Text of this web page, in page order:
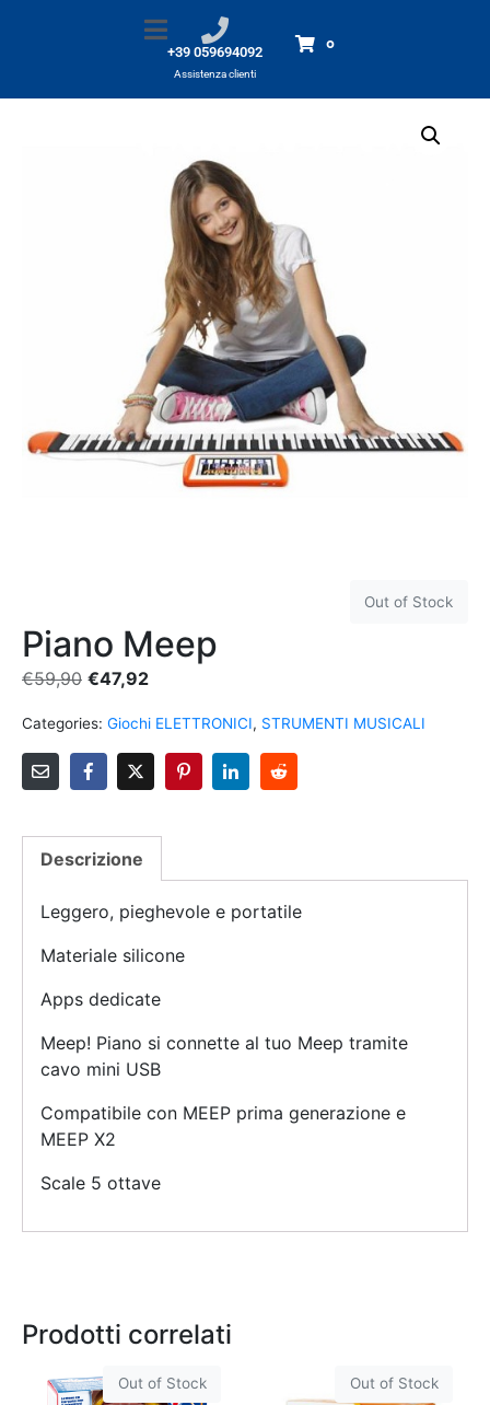
+39 059694092
Assistenza clienti
0
Prodotti Piano Meep
Out of Stock
Piano Meep
€59,90 €47,92
Categories: Giochi ELETTRONICI, STRUMENTI MUSICALI
Descrizione
Leggero, pieghevole e portatile
Materiale silicone
Apps dedicate
Meep! Piano si connette al tuo Meep tramite
cavo mini USB
Compatibile con MEEP prima generazione e
MEEP X2
Scale 5 ottave
Prodotti correlati
Out of Stock Out of Stock